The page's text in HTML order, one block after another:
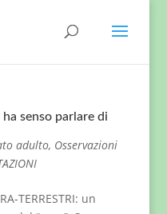
ha senso parlare di
adulto, Osservazioni
TERRESTRI: un